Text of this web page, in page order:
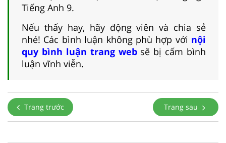
Tiếng Anh 9.
Nếu thấy hay, hãy động viên và chia sẻ
nhé! Các bình luận không phù hợp với nội
quy bình luận trang websẽ bị cấm bình
luận vĩnh viễn.
Trang trước Trang sau